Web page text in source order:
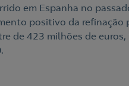
em Espanha no
positivo da
de 423 milhões de